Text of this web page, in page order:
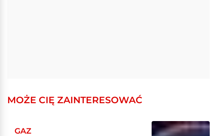
MOŻE CIĘ ZAINTERESOWAĆ
GAZ